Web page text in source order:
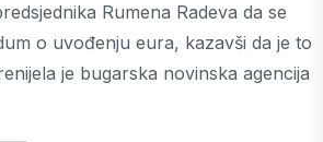
Rumena Radeva da se
o uvođenju eura, kazavši da je to
je bugarska novinska agencija